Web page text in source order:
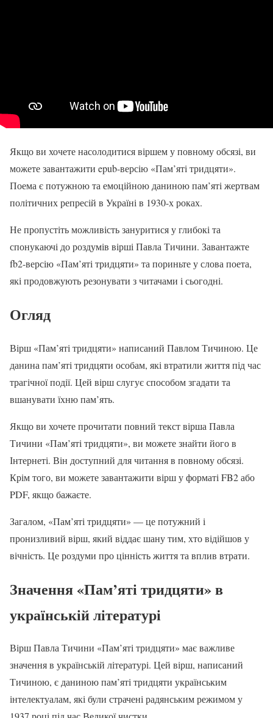
Якщо ви хочете насолодитися віршем у повному обсязі, ви
можете завантажити epub-версію «Пам’яті тридцяти».
Поема є потужною та емоційною даниною пам’яті жертвам
політичних репресій в Україні в 1930-х роках.
Не пропустіть можливість зануритися у глибокі та
спонукаючі до роздумів вірші Павла Тичини. Завантажте
fb2-версію «Пам’яті тридцяти» та пориньте у слова поета,
які продовжують резонувати з читачами і сьогодні.
Огляд
Вірш «Пам’яті тридцяти» написаний Павлом Тичиною. Це
данина пам’яті тридцяти особам, які втратили життя під час
трагічної події. Цей вірш слугує способом згадати та
вшанувати їхню пам’ять.
Якщо ви хочете прочитати повний текст вірша Павла
Тичини «Пам’яті тридцяти», ви можете знайти його в
Інтернеті. Він доступний для читання в повному обсязі.
Крім того, ви можете завантажити вірш у форматі FB2 або
PDF, якщо бажаєте.
Загалом, «Пам’яті тридцяти» — це потужний і
пронизливий вірш, який віддає шану тим, хто відійшов у
вічність. Це роздуми про цінність життя та вплив втрати.
Значення «Пам’яті тридцяти» в
українській літературі
Вірш Павла Тичини «Пам’яті тридцяти» має важливе
значення в українській літературі. Цей вірш, написаний
Тичиною, є даниною пам’яті тридцяти українським
інтелектуалам, які були страчені радянським режимом у